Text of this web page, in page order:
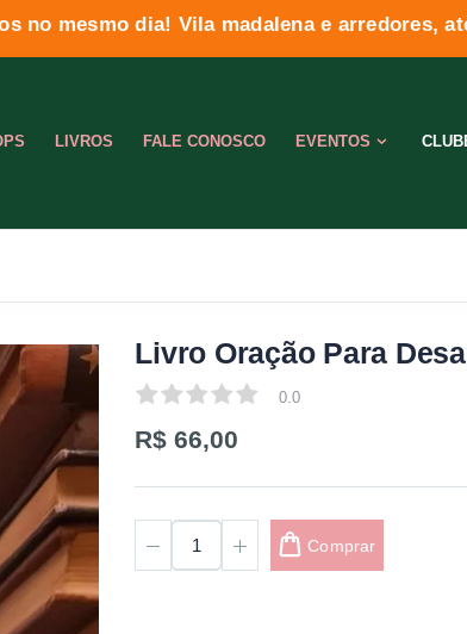
no mesmo dia! Vila madalena e arredores,
LIVROS FALE CONOSCO EVENTOS
Livro Oração Para
0.0
0.0
R$ 66,00
Comprar